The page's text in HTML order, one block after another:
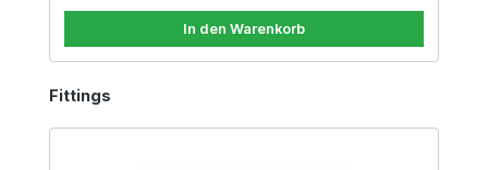
In den Warenkorb
Produktgalerie überspringen
Fittings